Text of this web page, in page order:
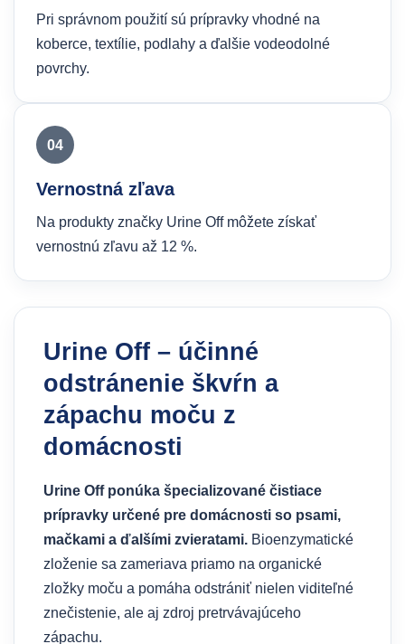
Pri správnom použití sú prípravky vhodné na
koberce, textílie, podlahy a ďalšie vodeodolné
povrchy.
04
Vernostná zľava
Na produkty značky Urine Off môžete získať
vernostnú zľavu až 12 %.
Urine Off – účinné
odstránenie škvŕn a
zápachu moču z
domácnosti
Urine Off ponúka špecializované čistiace
prípravky určené pre domácnosti so psami,
mačkami a ďalšími zvieratami. Bioenzymatické
zloženie sa zameriava priamo na organické
zložky moču a pomáha odstrániť nielen viditeľné
znečistenie, ale aj zdroj pretrvávajúceho
zápachu.